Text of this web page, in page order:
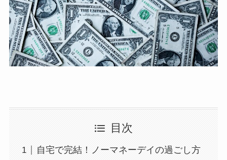
目次
自宅で完結！ノーマネーデイの過ごし方